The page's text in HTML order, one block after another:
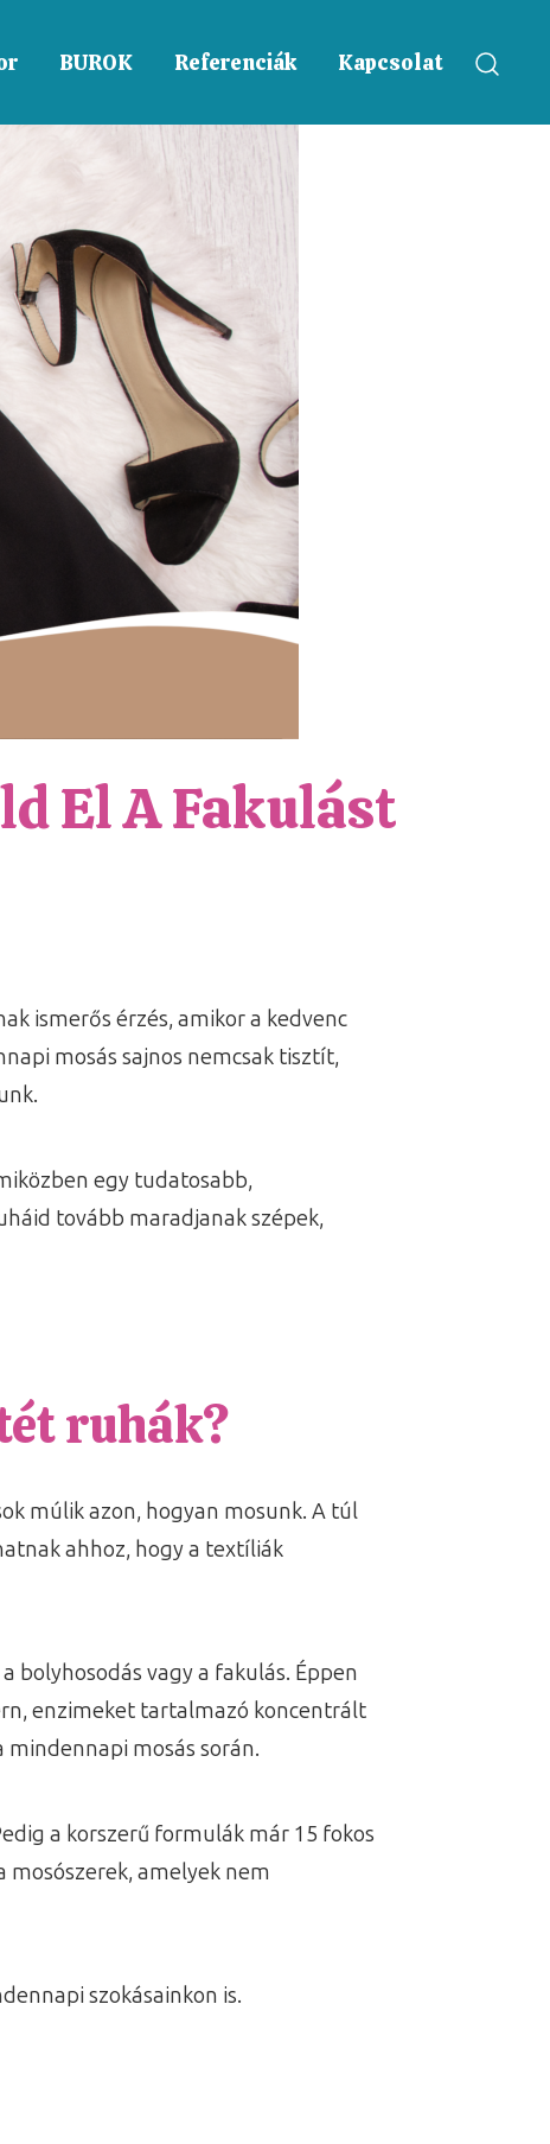
BUROK Referenciák Kapcsolat
El A Fakulást
ismerős érzés, amikor a kedvenc
mosás sajnos nemcsak tisztít,
egy tudatosabb,
tovább maradjanak szépek,
ruhák?
múlik azon, hogyan mosunk. A túl
ahhoz, hogy a textíliák
bolyhosodás vagy a fakulás. Éppen
enzimeket tartalmazó koncentrált
mosás során.
a korszerű formulák már 15 fokos
mosószerek, amelyek nem
szokásainkon is.